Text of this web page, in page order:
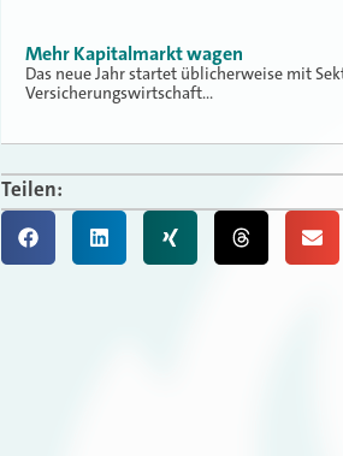
Mehr Kapitalmarkt wagen
Das neue Jahr startet üblicherweise mit
Versicherungswirtschaft…
Teilen: